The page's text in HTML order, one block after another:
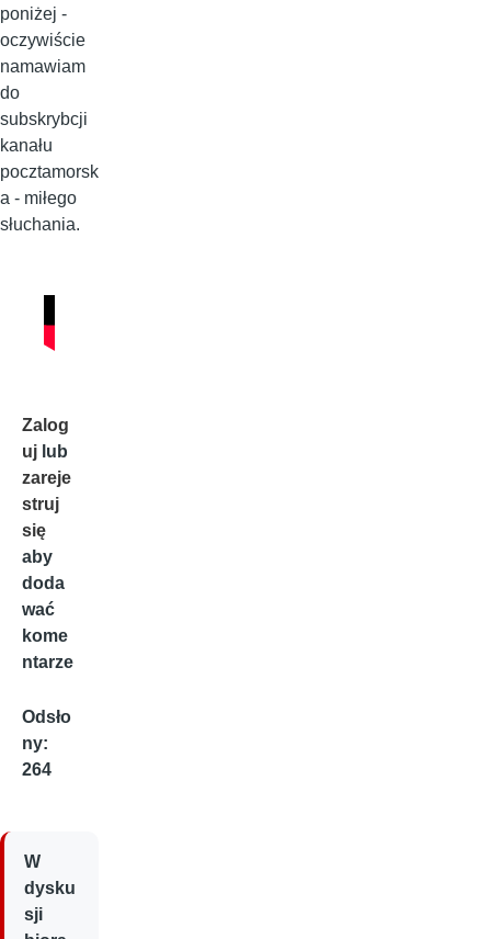
poniżej -
oczywiście
namawiam
do
subskrybcji
kanału
pocztamorsk
a - miłego
słuchania.
Zalog
uj lub
zareje
struj
się
aby
doda
wać
kome
ntarze
Odsło
ny:
264
W
dysku
sji